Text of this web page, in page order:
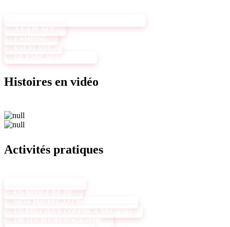
À LA PLAGE
CAMPING
ESCALADE
LE PARC AQUATIQUE
Histoires en vidéo
Activités pratiques
UN DRÔLE DE DÉ
MON PROPRE ACCROCHE-PORTE
UN PRÉCIEUX COFFRE À TRÉSORS
UN JEU D'ORTHOGRAPHE